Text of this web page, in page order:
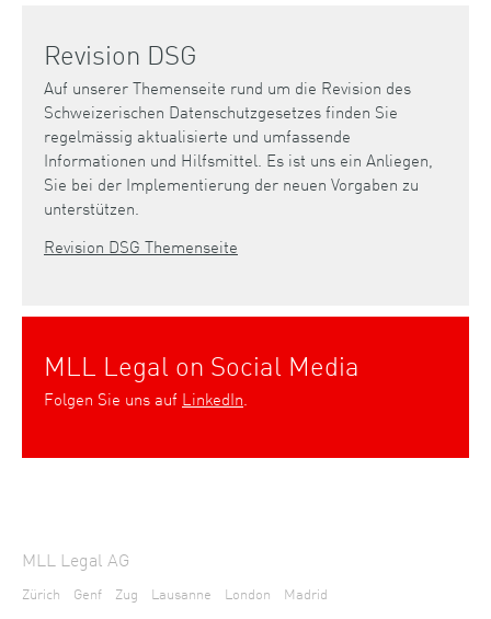
Revision DSG
Auf unserer Themenseite rund um die Revision des
Schweizerischen Datenschutzgesetzes finden Sie
regelmässig aktualisierte und umfassende
Informationen und Hilfsmittel. Es ist uns ein Anliegen,
Sie bei der Implementierung der neuen Vorgaben zu
unterstützen.
Revision DSG Themenseite
MLL Legal on Social Media
Folgen Sie uns auf LinkedIn.
MLL Legal AG
Zürich Genf Zug Lausanne London Madrid